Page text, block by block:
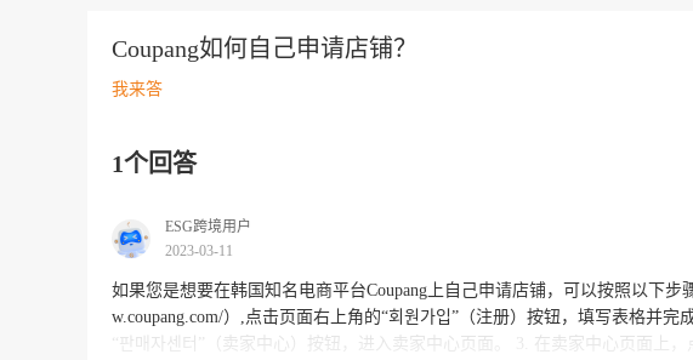
Coupang如何自己申请店铺？
我来答
1个回答
ESG跨境用户
2023-03-11
如果您是想要在韩国知名电商平台Coupang上自己申请店铺，可以按照以下步骤进行操作： 1. 打开Coupang的官
w.coupang.com/）,点击页面右上角的“회원가입”（注册）按钮，填写表格并
“판매자센터”（卖家中心）按钮，进入卖家中心页面。 3. 在卖家中心页面上